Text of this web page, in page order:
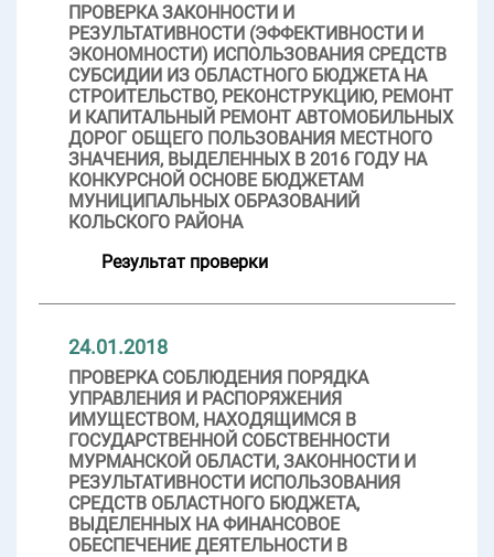
ПРОВЕРКА ЗАКОННОСТИ И
РЕЗУЛЬТАТИВНОСТИ (ЭФФЕКТИВНОСТИ И
ЭКОНОМНОСТИ) ИСПОЛЬЗОВАНИЯ СРЕДСТВ
СУБСИДИИ ИЗ ОБЛАСТНОГО БЮДЖЕТА НА
СТРОИТЕЛЬСТВО, РЕКОНСТРУКЦИЮ, РЕМОНТ
И КАПИТАЛЬНЫЙ РЕМОНТ АВТОМОБИЛЬНЫХ
ДОРОГ ОБЩЕГО ПОЛЬЗОВАНИЯ МЕСТНОГО
ЗНАЧЕНИЯ, ВЫДЕЛЕННЫХ В 2016 ГОДУ НА
КОНКУРСНОЙ ОСНОВЕ БЮДЖЕТАМ
МУНИЦИПАЛЬНЫХ ОБРАЗОВАНИЙ
КОЛЬСКОГО РАЙОНА
Результат проверки
24.01.2018
ПРОВЕРКА СОБЛЮДЕНИЯ ПОРЯДКА
УПРАВЛЕНИЯ И РАСПОРЯЖЕНИЯ
ИМУЩЕСТВОМ, НАХОДЯЩИМСЯ В
ГОСУДАРСТВЕННОЙ СОБСТВЕННОСТИ
МУРМАНСКОЙ ОБЛАСТИ, ЗАКОННОСТИ И
РЕЗУЛЬТАТИВНОСТИ ИСПОЛЬЗОВАНИЯ
СРЕДСТВ ОБЛАСТНОГО БЮДЖЕТА,
ВЫДЕЛЕННЫХ НА ФИНАНСОВОЕ
ОБЕСПЕЧЕНИЕ ДЕЯТЕЛЬНОСТИ В